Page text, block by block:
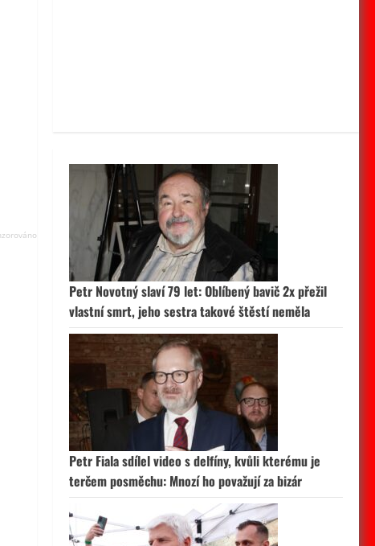
Petr Novotný slaví 79 let: Oblíbený bavič 2x přežil
vlastní smrt, jeho sestra takové štěstí neměla
Petr Fiala sdílel video s delfíny, kvůli kterému je
terčem posměchu: Mnozí ho považují za bizár